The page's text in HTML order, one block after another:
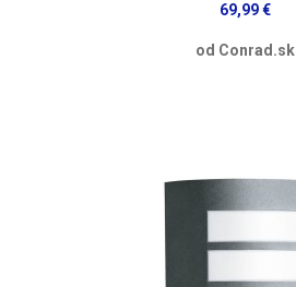
69,99 €
od Conrad.sk